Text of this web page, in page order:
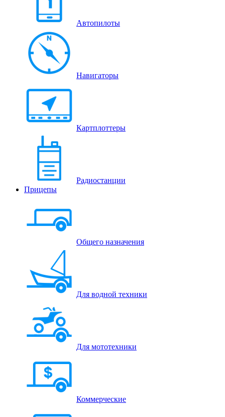
Автопилоты
Навигаторы
Картплоттеры
Радиостанции
Прицепы
Общего назначения
Для водной техники
Для мототехники
Коммерческие